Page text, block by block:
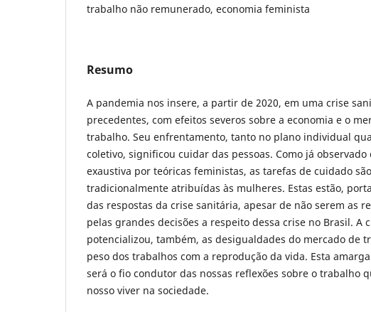
trabalho não remunerado, economia feminista
Resumo
A pandemia nos insere, a partir de 2020, em uma crise
precedentes, com efeitos severos sobre a economia e o
trabalho. Seu enfrentamento, tanto no plano individual
coletivo, significou cuidar das pessoas. Como já observado
exaustiva por teóricas feministas, as tarefas de cuidado são
tradicionalmente atribuídas às mulheres. Estas estão,
das respostas da crise sanitária, apesar de não serem as
pelas grandes decisões a respeito dessa crise no Brasil. A
potencializou, também, as desigualdades do mercado de
peso dos trabalhos com a reprodução da vida. Esta
será o fio condutor das nossas reflexões sobre o trabalho
nosso viver na sociedade.